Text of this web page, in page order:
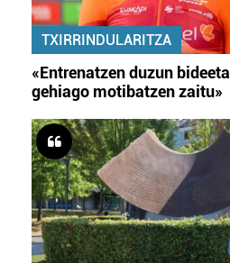
TXIRRINDULARITZA
«Entrenatzen duzun
gehiago motibatzen zaitu»